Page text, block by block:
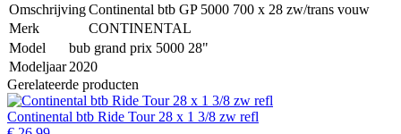
OmschrijvingContinental btb GP 5000 700 x 28 zw/trans vouw
Merk
CONTINENTAL
Model
bub grand prix 5000 28"
Modeljaar 2020
Gerelateerde producten
Continental btb Ride Tour 28 x 1 3/8 zw refl